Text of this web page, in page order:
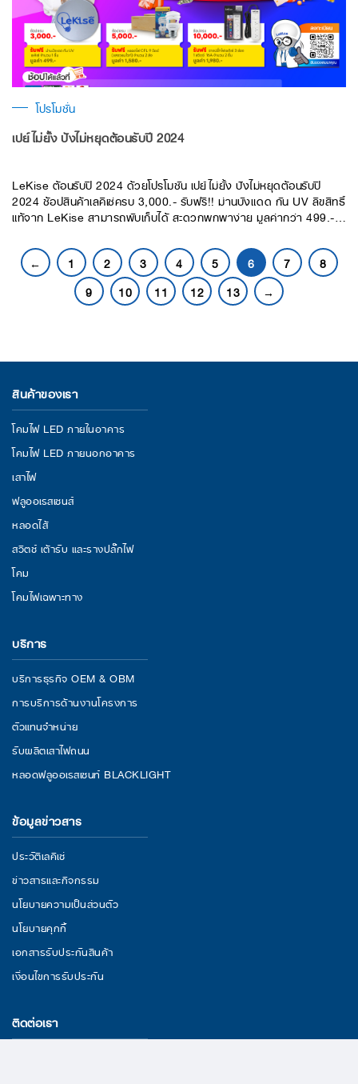
โปรโมชั่น
เปย์ไม่ยั้ง ปังไม่หยุดต้อนรับปี 2024
LeKise ต้อนรับปี 2024 ด้วยโปรโมชัน เปย์ไม่ยั้ง ปังไม่หยุดต้อนรับปี
2024 ช้อปสินค้าเลคิเซ่ครบ 3,000.- รับฟรี!! ม่านบังแดด กัน UV ลิขสิทธิ์
แท้จาก LeKise สามารถพับเก็บได้ สะดวกพกพาง่าย มูลค่ากว่า 499.-
จำนวน 2 ลัง !! (แสงวอร์มไวท์) มูลค่ากว่า 1580.- ฟรี !! ช้อปสินค้าเลคิ
เซ่อะไรก็ได้ครบ 10,000.- รับฟรี !! ปลั๊กไฟเลคิเซ่ ขนาด 16 A ความยาว
สายไฟ 3 เมตร แข็งแรงทนทานและปลอดภัย มูลค่ากว่า 1,980.-
← 1 2 3 4 5 6 7
8
9
10 11 12 13 →
สินค้าของเรา
โคมไฟ LED ภายในอาคาร
โคมไฟ LED ภายนอกอาคาร
เสาไฟ
ฟลูออเรสเซนส์
หลอดไส้
สวิตช์ เต้ารับ และรางปลั๊กไฟ
โคม
โคมไฟเฉพาะทาง
บริการ
บริการธุรกิจ OEM & OBM
การบริการด้านงานโครงการ
ตัวแทนจำหน่าย
รับผลิตเสาไฟถนน
หลอดฟลูออเรสเซนท์ BLACKLIGHT
ข้อมูลข่าวสาร
ประวัติเลคิเซ่
ข่าวสารและกิจกรรม
นโยบายความเป็นส่วนตัว
นโยบายคุกกี้
เอกสารรับประกันสินค้า
เงื่อนไขการรับประกัน
ติดต่อเรา